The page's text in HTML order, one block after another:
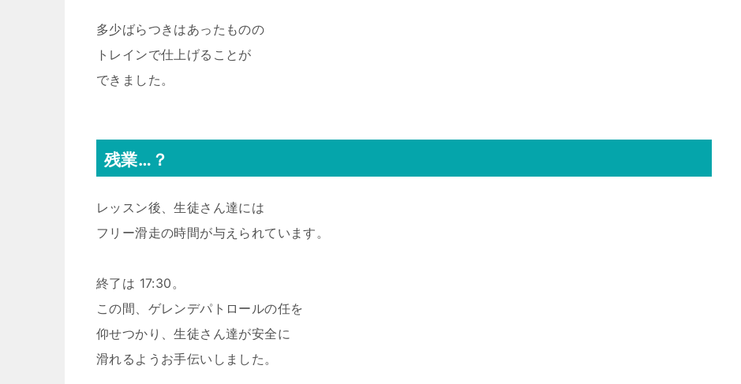
多少ばらつきはあったものの
トレインで仕上げることが
できました。
残業…？
レッスン後、生徒さん達には
フリー滑走の時間が与えられています。
終了は 17:30。
この間、ゲレンデパトロールの任を
仰せつかり、生徒さん達が安全に
滑れるようお手伝いしました。